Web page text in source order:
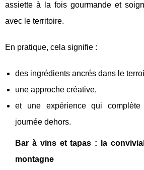
assiette à la fois gourmande et
avec le territoire.
En pratique, cela signifie :
des ingrédients ancrés dans le
une approche créative,
et une expérience qui complète
journée dehors.
Bar à vins et tapas : la
montagne